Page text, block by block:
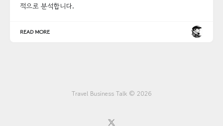
적으로 분석합니다.
READ MORE
Travel Business Talk © 2026